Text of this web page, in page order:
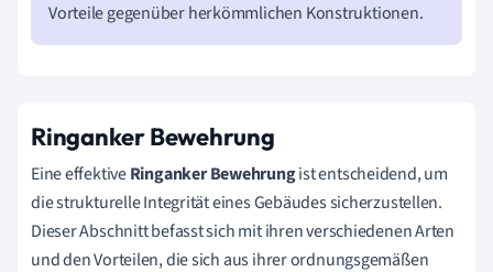
Vorteile gegenüber herkömmlichen Konstruktionen.
Ringanker Bewehrung
Eine effektiveRinganker Bewehrungist entscheidend, um
die strukturelle Integrität eines Gebäudes sicherzustellen.
Dieser Abschnitt befasst sich mit ihren verschiedenen Arten
und den Vorteilen, die sich aus ihrer ordnungsgemäßen